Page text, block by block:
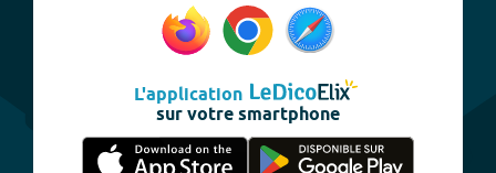
L'application
sur votre smartphone